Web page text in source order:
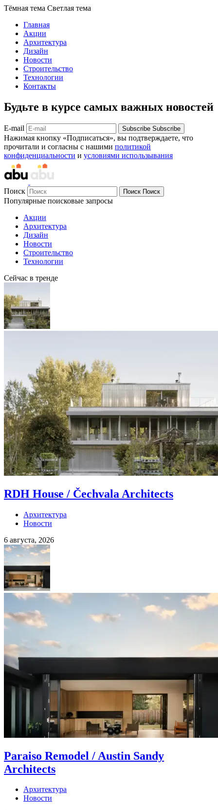
Тёмная тема Светлая тема
Главная
Акции
Архитектура
Дизайн
Новости
Строительство
Технологии
Контакты
Будьте в курсе самых важных новостей
E-mail Subscribe Subscribe
Нажимая кнопку «Подписаться», вы подтверждаете, что
прочитали и согласны с нашими политикой
конфиденциальности и условиями использывания
Поиск Поиск Поиск
Популярные поисковые запросы
Акции
Архитектура
Дизайн
Новости
Строительство
Технологии
Сейчас в тренде
RDH House / Čechvala Architects
Архитектура
Новости
6 августа, 2026
Paraiso Remodel / Austin Sandy
Architects
Архитектура
Новости